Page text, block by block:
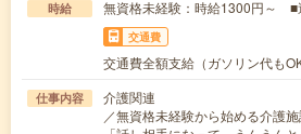
時給 無資格未経験：時給1300円～
交通費
交通費全額支給（ガソリン代もOK
仕事内容
介護関連
／無資格未経験から始める介護